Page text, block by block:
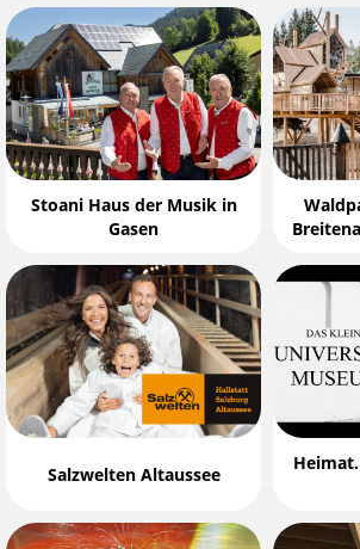
Stoani Haus der Musik in
Gasen
Salzwelten Altaussee